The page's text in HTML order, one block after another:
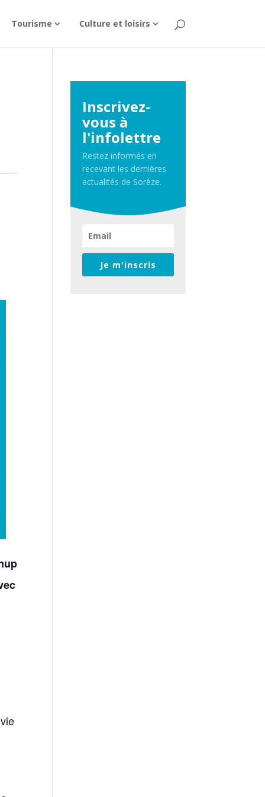
Tourisme Culture et loisirs
Inscrivez-
vous à
l'infolettre
Restez informés en
recevant les dernières
actualités de Sorèze.
Je m'inscris